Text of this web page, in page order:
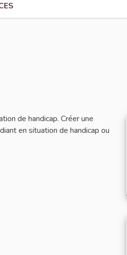
de handicap. Créer une
en situation de handicap ou